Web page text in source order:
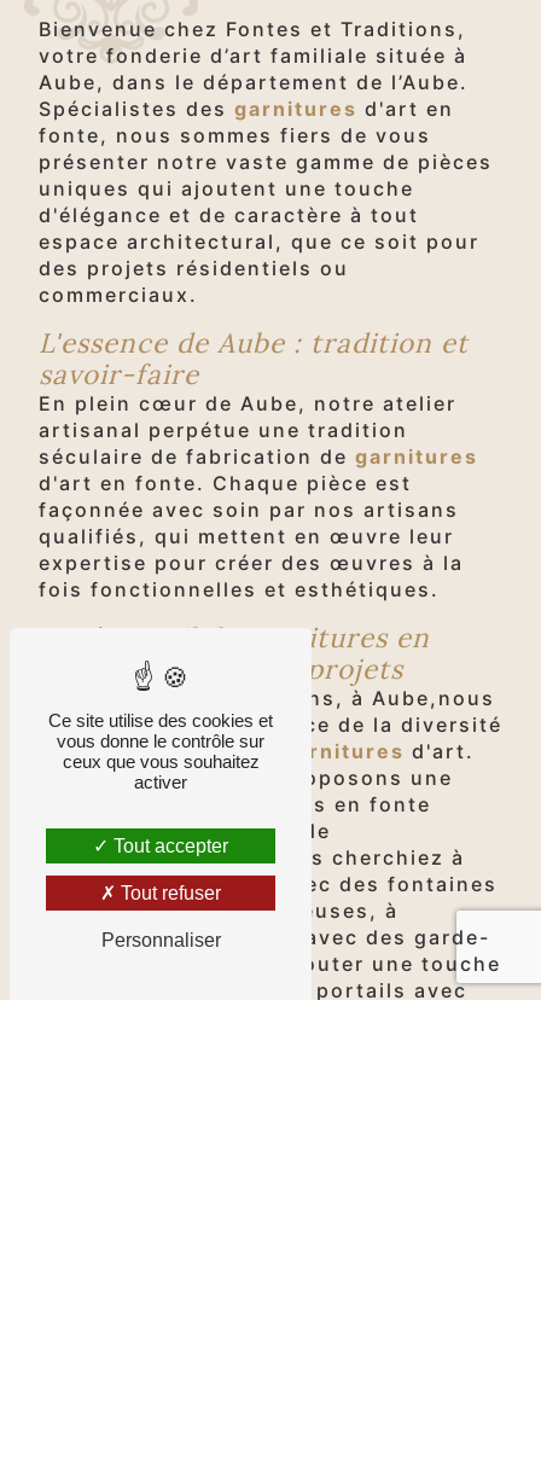
Bienvenue chez Fontes et Traditions,
votre fonderie d’art familiale située à
Aube, dans le département de l’Aube.
Spécialistes des garnitures d'art en
fonte, nous sommes fiers de vous
présenter notre vaste gamme de pièces
uniques qui ajoutent une touche
d'élégance et de caractère à tout
espace architectural, que ce soit pour
des projets résidentiels ou
commerciaux.
L'essence de Aube : tradition et
savoir-faire
En plein cœur de Aube, notre atelier
artisanal perpétue une tradition
séculaire de fabrication de garnitures
d'art en fonte. Chaque pièce est
façonnée avec soin par nos artisans
qualifiés, qui mettent en œuvre leur
expertise pour créer des œuvres à la
fois fonctionnelles et esthétiques.
Un éventail de garnitures en
fonte pour tous les projets
Chez Fontes et Traditions, à Aube,nous
comprenons l'importance de la diversité
dans le domaine des
garnitures d'art.
C'est pourquoi nous proposons une
large sélection de pièces en fonte
adaptées à une multitude
d'applications. Que vous cherchiez à
embellir votre jardin avec des fontaines
et des statues majestueuses, à
sécuriser votre balcon avec des garde-
corps élégants, ou à ajouter une touche
de sophistication à vos portails avec
Ce site utilise des cookies et
vous donne le contrôle sur
ceux que vous souhaitez
activer
Tout accepter
Tout refuser
Personnaliser